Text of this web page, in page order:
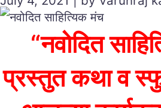
“नवोदित
प्रस्तुत कथा व